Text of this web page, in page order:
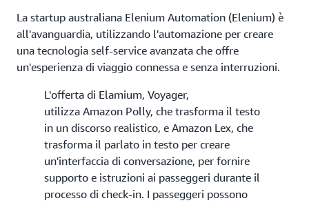
La startup australiana Elenium Automation (Elenium) è
all'avanguardia, utilizzando l'automazione per creare
una tecnologia self-service avanzata che offre
un'esperienza di viaggio connessa e senza interruzioni.
L'offerta di Elamium, Voyager,
utilizza Amazon Polly, che trasforma il testo
in un discorso realistico, e Amazon Lex, che
trasforma il parlato in testo per creare
un'interfaccia di conversazione, per fornire
supporto e istruzioni ai passeggeri durante il
processo di check-in. I passeggeri possono